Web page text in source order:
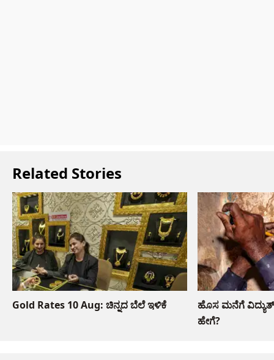
Related Stories
Gold Rates 10 Aug: ಚಿನ್ನದ ಬೆಲೆ ಇಳಿಕೆ
ಹೊಸ ಮನೆಗೆ
ಹೇಗೆ?